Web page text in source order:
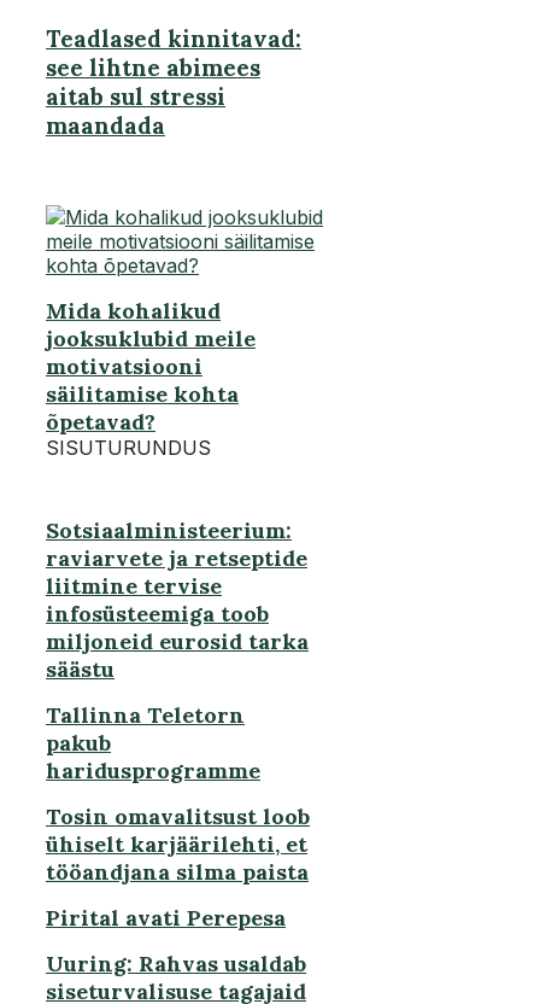
Teadlased kinnitavad:
see lihtne abimees
aitab sul stressi
maandada
Mida kohalikud
jooksuklubid meile
motivatsiooni
säilitamise kohta
õpetavad?
SISUTURUNDUS
Sotsiaalministeerium:
raviarvete ja retseptide
liitmine tervise
infosüsteemiga toob
miljoneid eurosid tarka
säästu
Tallinna Teletorn
pakub
haridusprogramme
Tosin omavalitsust loob
ühiselt karjäärilehti, et
tööandjana silma paista
Pirital avati Perepesa
Uuring: Rahvas usaldab
siseturvalisuse tagajaid